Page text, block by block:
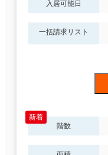
入居可能日
一括請求リスト
階数